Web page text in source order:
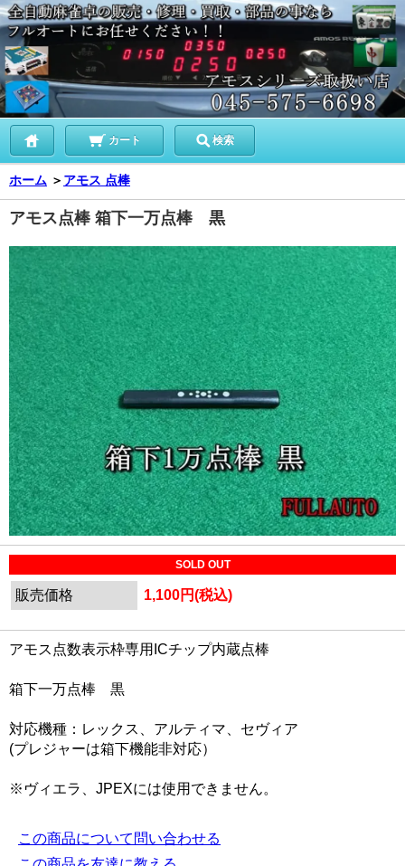
カート 検索
ホーム ＞ アモス 点棒
アモス点棒 箱下一万点棒 黒
SOLD OUT
販売価格 1,100円(税込)
アモス点数表示枠専用ICチップ内蔵点棒
箱下一万点棒 黒
対応機種：レックス、アルティマ、セヴィア
(プレジャーは箱下機能非対応）
※ヴィエラ、JPEXには使用できません。
この商品について問い合わせる